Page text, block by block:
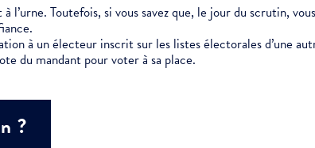
Toutefois, si vous savez que, le jour du scrutin,
à un électeur inscrit sur les listes électorales d’une
du mandant pour voter à sa place.
?